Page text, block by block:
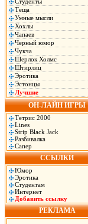
Теща
Умные мысли
Хохлы
Чапаев
Черный юмор
Чукча
Шерлок Холмс
Штирлиц
Эротика
Эстонцы
Лучшие
ОН-ЛАЙН ИГРЫ
Тетрис 2000
Lines
Strip Black Jack
Разбивалка
Сапер
ССЫЛКИ
Юмор
Эротика
Студентам
Интернет
Добавить ссылку
РЕКЛАМА